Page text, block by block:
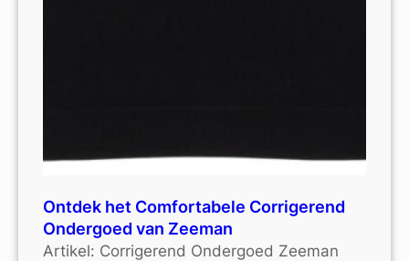
Ontdek het Comfortabele Corrigerend
Ondergoed van Zeeman
Artikel: Corrigerend Ondergoed Zeeman